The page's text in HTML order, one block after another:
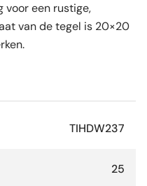
een rustige,
van de tegel is 20×20
TIHDW237
25